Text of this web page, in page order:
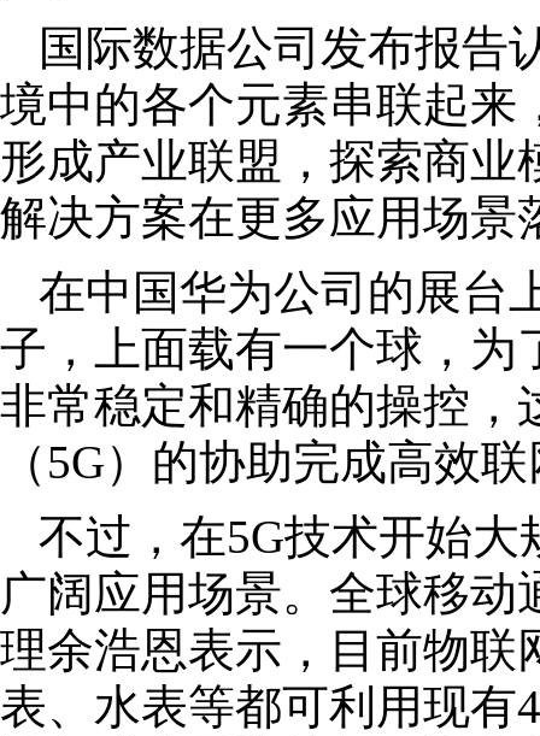
国际数据公司发布报告
境中的各个元素串联起来
形成产业联盟，探索商
解决方案在更多应用场景
在中国华为公司的展台
子，上面载有一个球，为
非常稳定和精确的操控，
（5G）的协助完成高效
不过，在5G技术开始
广阔应用场景。全球移
理余浩恩表示，目前物联
表、水表等都可利用现有